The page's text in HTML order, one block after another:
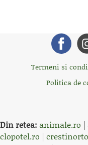
Termeni si
Politica de
Din retea: animale.ro |
clopotel.ro |